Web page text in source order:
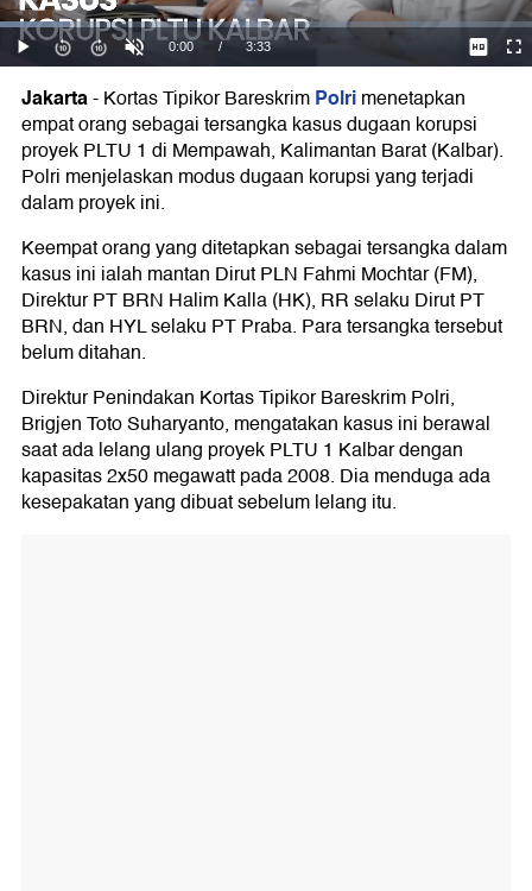
Jakarta-Kortas Tipikor BareskrimPolrimenetapkan
empat orang sebagai tersangka kasus dugaan korupsi
proyek PLTU 1 di Mempawah, Kalimantan Barat (Kalbar).
Polri menjelaskan modus dugaan korupsi yang terjadi
dalam proyek ini.
Keempat orang yang ditetapkan sebagai tersangka dalam
kasus ini ialah mantan Dirut PLN Fahmi Mochtar (FM),
Direktur PT BRN Halim Kalla (HK), RR selaku Dirut PT
BRN, dan HYL selaku PT Praba. Para tersangka tersebut
belum ditahan.
Direktur Penindakan Kortas Tipikor Bareskrim Polri,
Brigjen Toto Suharyanto, mengatakan kasus ini berawal
saat ada lelang ulang proyek PLTU 1 Kalbar dengan
kapasitas 2x50 megawatt pada 2008. Dia menduga ada
kesepakatan yang dibuat sebelum lelang itu.